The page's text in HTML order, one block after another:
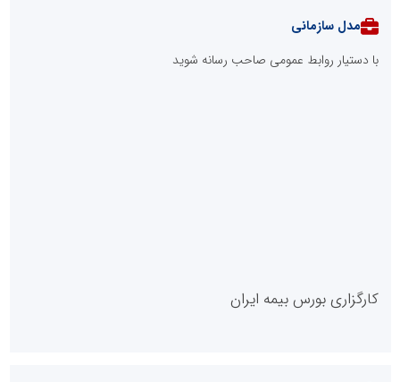
مدل سازمانی
با دستیار روابط عمومی صاحب رسانه شوید
کارگزاری بورس بیمه ایران